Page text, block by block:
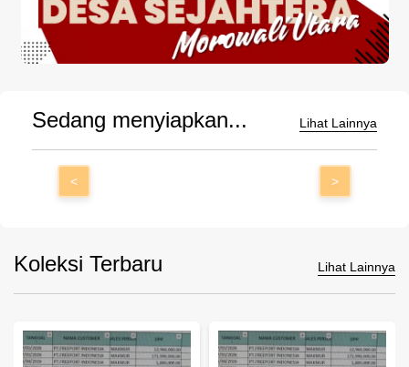
Sedang menyiapkan... Lihat Lainnya
< >
Koleksi Terbaru Lihat Lainnya